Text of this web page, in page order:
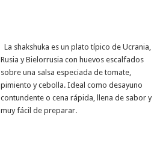
La shakshuka es un plato típico de Ucrania,
Rusia y Bielorrusia con huevos escalfados
sobre una salsa especiada de tomate,
pimiento y cebolla. Ideal como desayuno
contundente o cena rápida, llena de sabor y
muy fácil de preparar.